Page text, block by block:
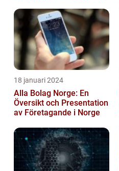
18 januari 2024
Alla Bolag Norge: En
Översikt och Presentation
av Företagande i Norge